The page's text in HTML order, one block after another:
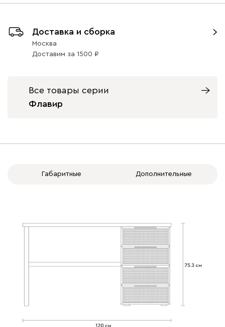
Доставка и сборка
Москва
Доставим за 1500
Все товары серии
Флавир
Габаритные Дополнительные